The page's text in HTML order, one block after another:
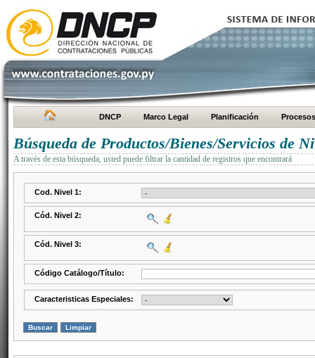
DNCP Marco Legal Planificación Procesos
Búsqueda de Productos/Bienes/Servicios de
A través de esta búsqueda, usted puede filtrar la cantidad de registros que encontrará
Cod. Nivel 1:
Cód. Nivel 2:
Cód. Nivel 3:
Código Catálogo/Título:
Caracteristicas Especiales: